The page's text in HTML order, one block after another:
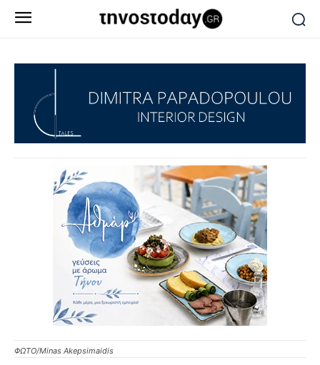
ΦΩΤΟ/Minas Akepsimaidis